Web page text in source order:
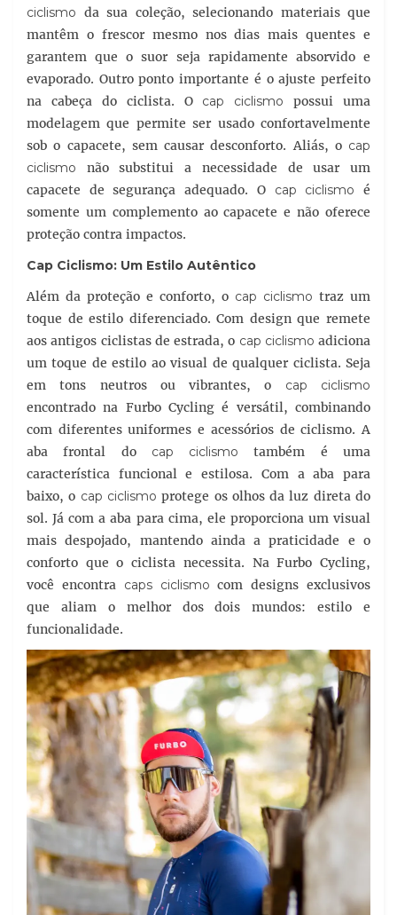
ciclismo da sua coleção, selecionando materiais que
mantêm o frescor mesmo nos dias mais quentes e
garantem que o suor seja rapidamente absorvido e
evaporado. Outro ponto importante é o ajuste perfeito
na cabeça do ciclista. O cap ciclismo possui uma
modelagem que permite ser usado confortavelmente
sob o capacete, sem causar desconforto. Aliás, o cap
ciclismo não substitui a necessidade de usar um
capacete de segurança adequado. O cap ciclismo é
somente um complemento ao capacete e não oferece
proteção contra impactos.
Cap Ciclismo: Um Estilo Autêntico
Além da proteção e conforto, o cap ciclismo traz um
toque de estilo diferenciado. Com design que remete
aos antigos ciclistas de estrada, o cap ciclismo adiciona
um toque de estilo ao visual de qualquer ciclista. Seja
em tons neutros ou vibrantes, o cap ciclismo
encontrado na Furbo Cycling é versátil, combinando
com diferentes uniformes e acessórios de ciclismo. A
aba frontal do cap ciclismo também é uma
característica funcional e estilosa. Com a aba para
baixo, o cap ciclismo protege os olhos da luz direta do
sol. Já com a aba para cima, ele proporciona um visual
mais despojado, mantendo ainda a praticidade e o
conforto que o ciclista necessita. Na Furbo Cycling,
você encontra caps ciclismo com designs exclusivos
que aliam o melhor dos dois mundos: estilo e
funcionalidade.